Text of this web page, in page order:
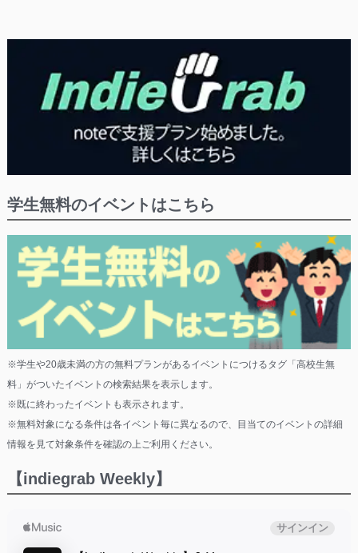
学生無料のイベントはこちら
※学生や20歳未満の方の無料プランがあるイベントにつけるタグ「高校生無
料」がついたイベントの検索結果を表示します。
※既に終わったイベントも表示されます。
※無料対象になる条件は各イベント毎に異なるので、目当てのイベントの詳細
情報を見て対象条件を確認の上ご利用ください。
【indiegrab Weekly】